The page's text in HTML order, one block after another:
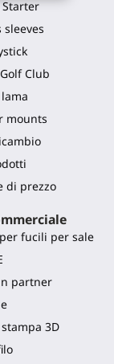
Starter
sleeves
Club
mounts
di prezzo
fucili per sale
partner
3D